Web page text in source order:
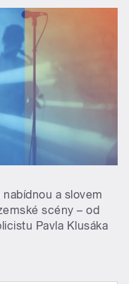
a slovem
scény – od
Pavla Klusáka